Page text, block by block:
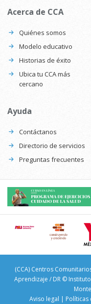
Acerca de CCA
Quiénes somos
Modelo educativo
Historias de éxito
Ubica tu CCA más
cercano
Ayuda
Contáctanos
Directorio de servicios
Preguntas frecuentes
(CCA) Centros
Aprendizaje / DR ©
Aviso legal |